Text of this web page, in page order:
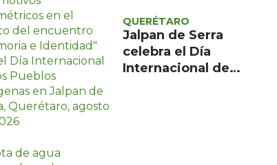
Estilo de vida
Opinión
QUERÉTARO
Jalpan de Serra
celebra el Día
Internacional de